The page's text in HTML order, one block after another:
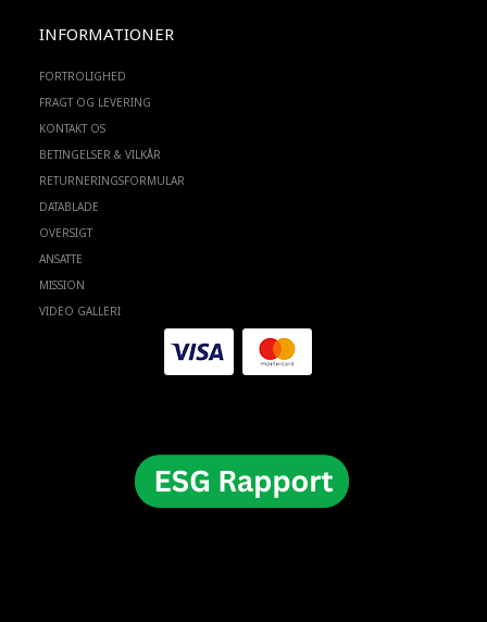
INFORMATIONER
FORTROLIGHED
FRAGT OG LEVERING
KONTAKT OS
BETINGELSER & VILKÅR
RETURNERINGSFORMULAR
DATABLADE
OVERSIGT
ANSATTE
MISSION
VIDEO GALLERI